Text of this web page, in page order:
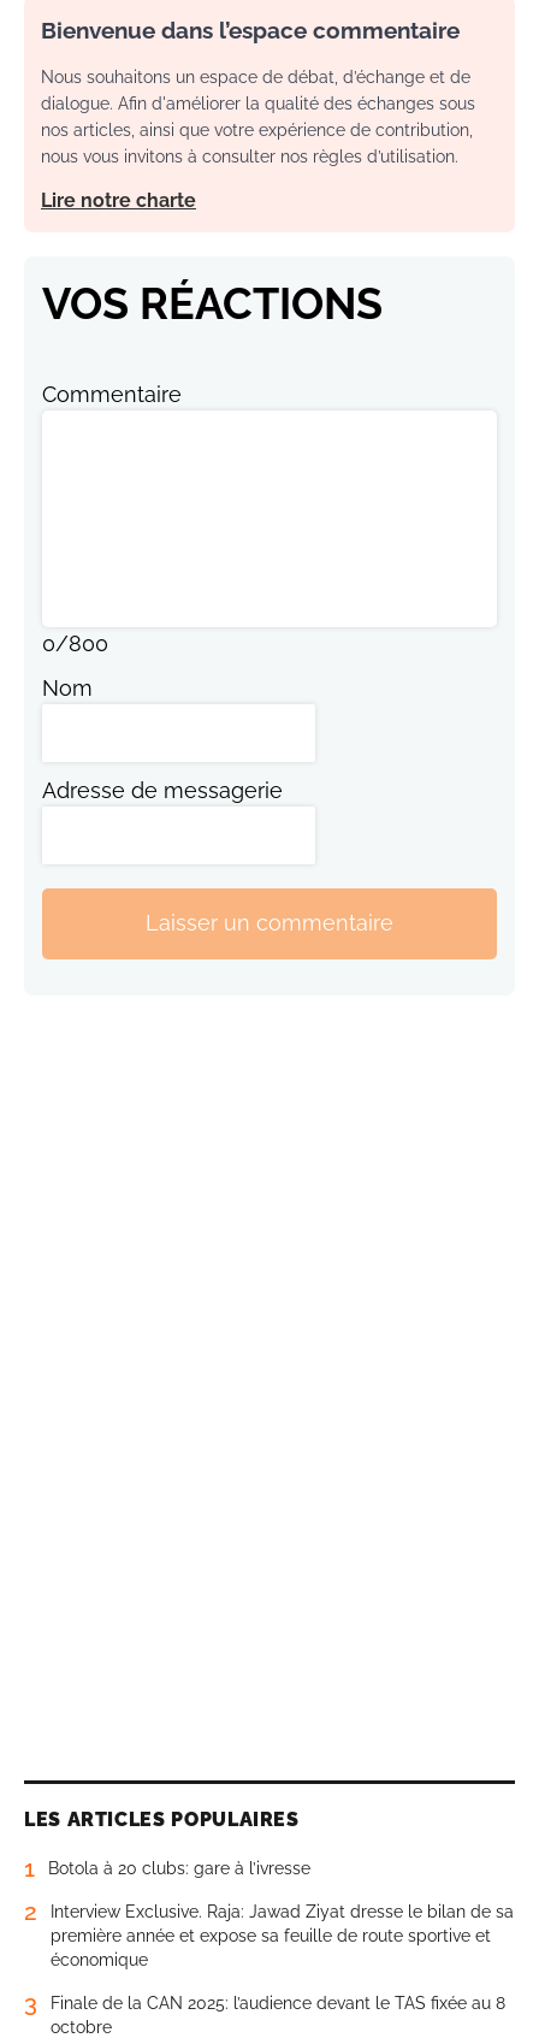
Bienvenue dans l’espace commentaire
Nous souhaitons un espace de débat, d’échange et de
dialogue. Afin d'améliorer la qualité des échanges sous
nos articles, ainsi que votre expérience de contribution,
nous vous invitons à consulter nos règles d’utilisation.
Lire notre charte
VOS RÉACTIONS
Commentaire
0/800
Nom
Adresse de messagerie
Laisser un commentaire
LES ARTICLES POPULAIRES
1 Botola à 20 clubs: gare à l’ivresse
2
Interview Exclusive. Raja: Jawad Ziyat dresse le bilan de sa
première année et expose sa feuille de route sportive et
économique
3
Finale de la CAN 2025: l’audience devant le TAS fixée au 8
octobre